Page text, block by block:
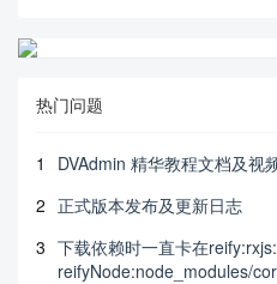
热门问题
1
DVAdmin 精华教程文档及视
2 正式版本发布及更新日志
3 下载依赖时一直卡在
reifyNode:node_modules/